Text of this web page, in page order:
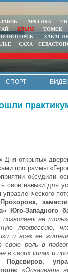
АРКТИКА
КРЫМ ТОМСК
ХАКАСИЯ
САХА
СПОРТ
Дня открытых
программы
обсудили
свои навыки для
управленческого
Юго-Западного
позволяет не
профессию,
и всех её
свою роль в
в своих силах и
Подсвиров,
«Осваивать